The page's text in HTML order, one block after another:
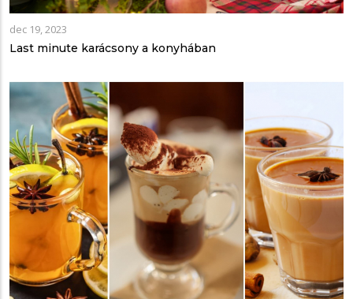
dec 19, 2023
Last minute karácsony a konyhában